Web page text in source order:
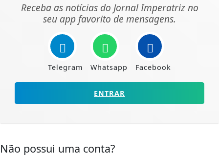
Receba as notícias do Jornal Imperatriz no
seu app favorito de mensagens.
Telegram Whatsapp Facebook
ENTRAR
Não possui uma conta?